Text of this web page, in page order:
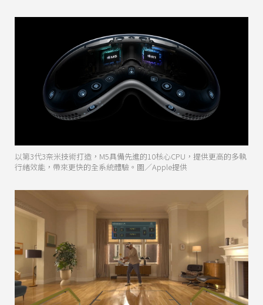
以第3代3奈米技術打造，M5具備先進的10核心CPU，提供更高的多執
行緒效能，帶來更快的全系統體驗。圖／Apple提供